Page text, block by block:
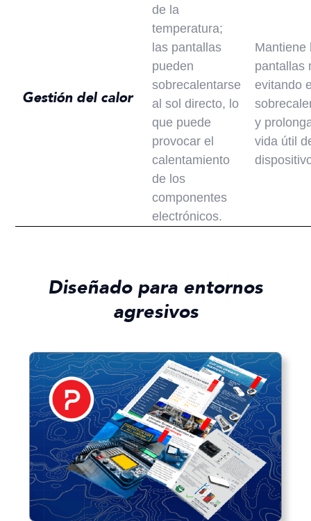
Gestión del calor
de la
temperatura;
las pantallas
pueden
sobrecalentarse
al sol directo, lo
que puede
provocar el
calentamiento
de los
componentes
electrónicos.
Mantiene
pantallas
evitando
y
vida útil
Diseñado para entornos
agresivos